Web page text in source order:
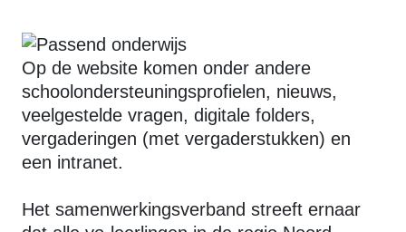
Op de website komen onder andere
schoolondersteuningsprofielen, nieuws,
veelgestelde vragen, digitale folders,
vergaderingen (met vergaderstukken) en
een intranet.
Het samenwerkingsverband streeft ernaar